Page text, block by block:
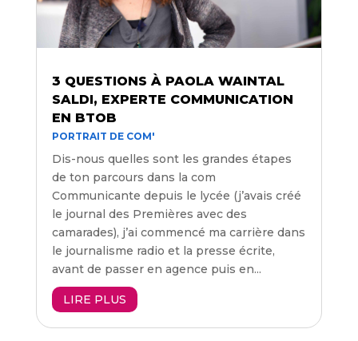
3 QUESTIONS À PAOLA WAINTAL
SALDI, EXPERTE COMMUNICATION
EN BTOB
PORTRAIT DE COM'
Dis-nous quelles sont les grandes étapes
de ton parcours dans la com
Communicante depuis le lycée (j’avais créé
le journal des Premières avec des
camarades), j’ai commencé ma carrière dans
le journalisme radio et la presse écrite,
avant de passer en agence puis en...
LIRE PLUS